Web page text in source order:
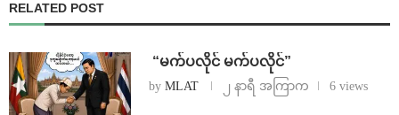
RELATED POST
⁨ ⁨“မက်ပလိုင် မက်ပလိုင်”
by MLAT ၂ နာရီ အကြာက 6 views